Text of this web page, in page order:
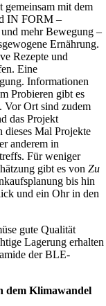
mit dem
IN FORM –
mehr Bewegung –
Ernährung.
Rezepte und
Eine
Informationen
Probieren gibt es
Vor Ort sind zudem
das Projekt
dieses Mal Projekte
anderem in
Für weniger
gibt es von Zu
bis hin
und ein Ohr in den
gute Qualität
Lagerung erhalten
der BLE-
dem Klimawandel